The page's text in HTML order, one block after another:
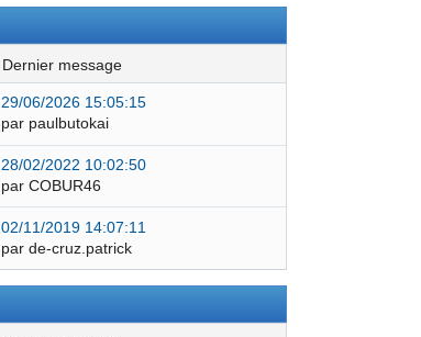
dernier message
29/06/2026 15:05:15
par paulbutokai
28/02/2022 10:02:50
par COBUR46
02/11/2019 14:07:11
par de-cruz.patrick